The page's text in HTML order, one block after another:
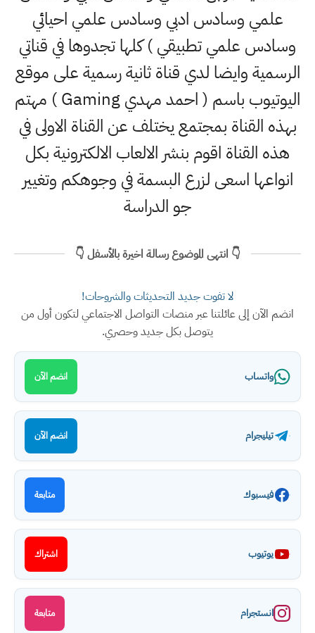
علمي وسادس ادبي وسادس علمي احيائي
وسادس علمي تطبيقي ) كلها تجدوها في قناتي
الرسمية وايضا لدي قناة ثانية رسمية على موقع
اليوتيوب باسم ( احمد مهدي Gaming ) مهتم
بهذه القناة بمجتمع يختلف عن القناة الاولى في
هذه القناة اقوم بنشر الالعاب الالكترونية بكل
انواعها اسعى لزرع البسمة في وجوهكم وتغيير
جو الدراسة
👇 انتهى الموضوع رسالة اخيرة بالأسفل 👇
لا تفوت جديد التحديثات والشروحات!
انضم الآن إلى عائلتنا عبر منصات التواصل الاجتماعي لتكون أول من
يتوصل بكل جديد وحصري.
واتساب انضم الآن
تيليجرام انضم الآن
فيسبوك متابعة
يوتيوب اشتراك
انستجرام متابعة